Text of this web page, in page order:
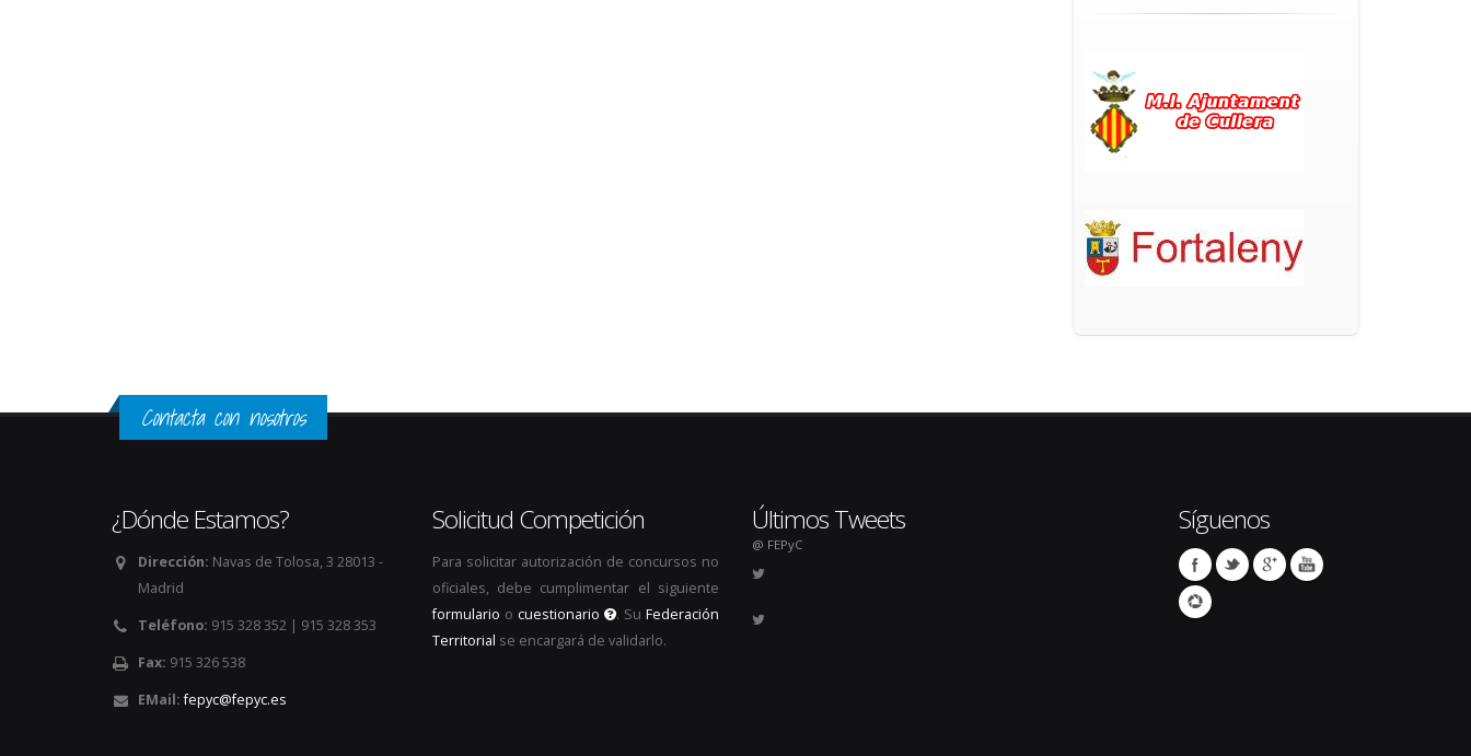
Contacta con nosotros
¿Dónde Estamos?
Dirección: Navas de Tolosa, 3 28013 -
Madrid
Teléfono: 915 328 352 | 915 328 353
Fax: 915 326 538
EMail: fepyc@fepyc.es
Solicitud Competición
Para solicitar autorización de concursos no
oficiales, debe cumplimentar el siguiente
formulario o cuestionario . SuFederación
Territorial se encargará de validarlo.
Últimos Tweets
@ FEPyC
Síguenos